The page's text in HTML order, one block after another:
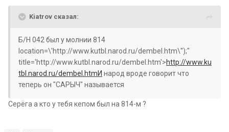
Kiatrov сказал:
Б/Н 042 был у молнии 814
location=\'http://www.kutbl.narod.ru/dembel.htm\'');"
title='http://www.kutbl.narod.ru/dembel.htm'>http://www.ku
tbl.narod.ru/dembel.htmИ народ вроде говорит что
теперь он "САРЫЧ" называется
Серёга а кто у тебя кепом был на 814-м ?